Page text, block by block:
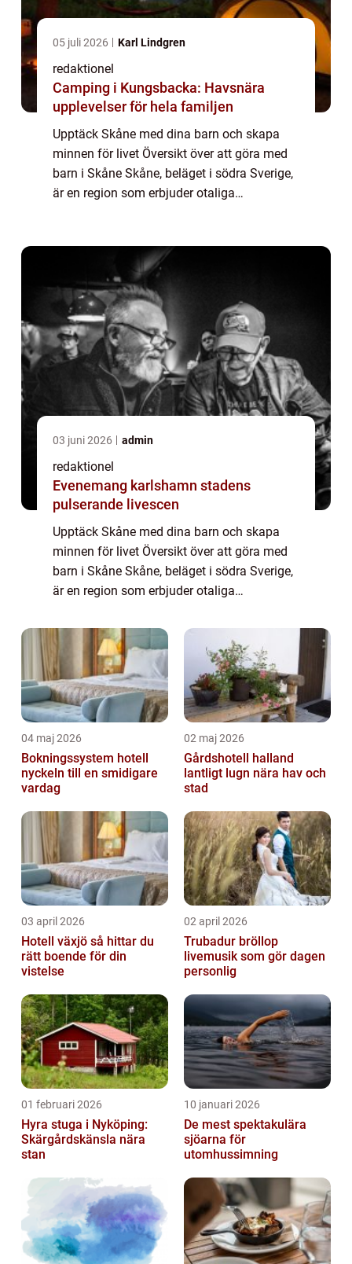
05 juli 2026 Karl Lindgren
redaktionel
Camping i Kungsbacka: Havsnära
upplevelser för hela familjen
Upptäck Skåne med dina barn och skapa
minnen för livet Översikt över att göra med
barn i Skåne Skåne, beläget i södra Sverige,
är en region som erbjuder otaliga
tillsammans med...
03 juni 2026 admin
redaktionel
Evenemang karlshamn stadens
pulserande livescen
Upptäck Skåne med dina barn och skapa
minnen för livet Översikt över att göra med
barn i Skåne Skåne, beläget i södra Sverige,
är en region som erbjuder otaliga
roliga och spännande aktiviteter
tillsammans med...
04 maj 2026
Bokningssystem hotell
nyckeln till en smidigare
vardag
02 maj 2026
Gårdshotell halland
lantligt lugn nära hav och
stad
03 april 2026
Hotell växjö så hittar du
rätt boende för din
vistelse
02 april 2026
Trubadur bröllop
livemusik som gör dagen
personlig
01 februari 2026
Hyra stuga i Nyköping:
Skärgårdskänsla nära
stan
10 januari 2026
De mest spektakulära
sjöarna för
utomhussimning